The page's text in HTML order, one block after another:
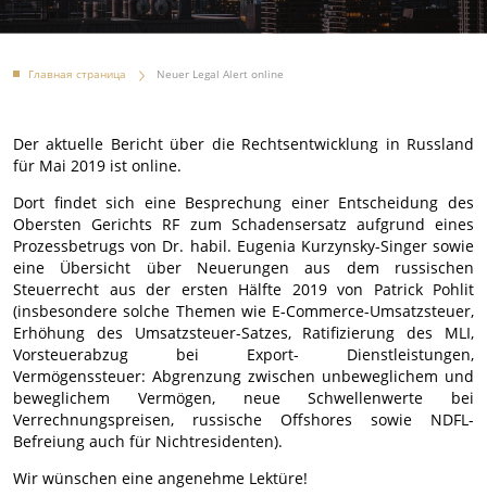
Главная страница Neuer Legal Alert online
Der aktuelle Bericht über die Rechtsentwicklung in Russland
für Mai 2019 ist online.
Dort findet sich eine Besprechung einer Entscheidung des
Obersten Gerichts RF zum Schadensersatz aufgrund eines
Prozessbetrugs von Dr. habil. Eugenia Kurzynsky-Singer sowie
eine Übersicht über Neuerungen aus dem russischen
Steuerrecht aus der ersten Hälfte 2019 von Patrick Pohlit
(insbesondere solche Themen wie E-Commerce-Umsatzsteuer,
Erhöhung des Umsatzsteuer-Satzes, Ratifizierung des MLI,
Vorsteuerabzug bei Export- Dienstleistungen,
Vermögenssteuer: Abgrenzung zwischen unbeweglichem und
beweglichem Vermögen, neue Schwellenwerte bei
Verrechnungspreisen, russische Offshores sowie NDFL-
Befreiung auch für Nichtresidenten).
Wir wünschen eine angenehme Lektüre!